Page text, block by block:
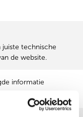
technische
de website.
informatie